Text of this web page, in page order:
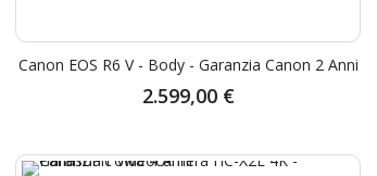
Canon EOS R6 V - Body - Garanzia Canon 2 Anni
2.599,00 €